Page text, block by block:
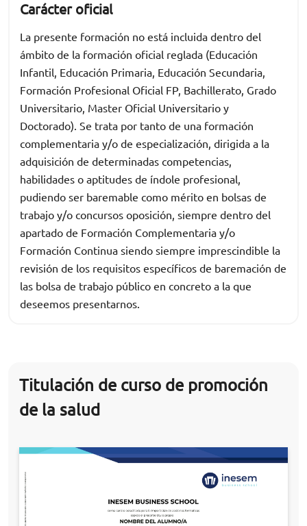
Carácter oficial
La presente formación no está incluida dentro del
ámbito de la formación oficial reglada (Educación
Infantil, Educación Primaria, Educación Secundaria,
Formación Profesional Oficial FP, Bachillerato, Grado
Universitario, Master Oficial Universitario y
Doctorado). Se trata por tanto de una formación
complementaria y/o de especialización, dirigida a la
adquisición de determinadas competencias,
habilidades o aptitudes de índole profesional,
pudiendo ser baremable como mérito en bolsas de
trabajo y/o concursos oposición, siempre dentro del
apartado de Formación Complementaria y/o
Formación Continua siendo siempre imprescindible la
revisión de los requisitos específicos de baremación de
las bolsa de trabajo público en concreto a la que
deseemos presentarnos.
Titulación de curso de promoción
de la salud